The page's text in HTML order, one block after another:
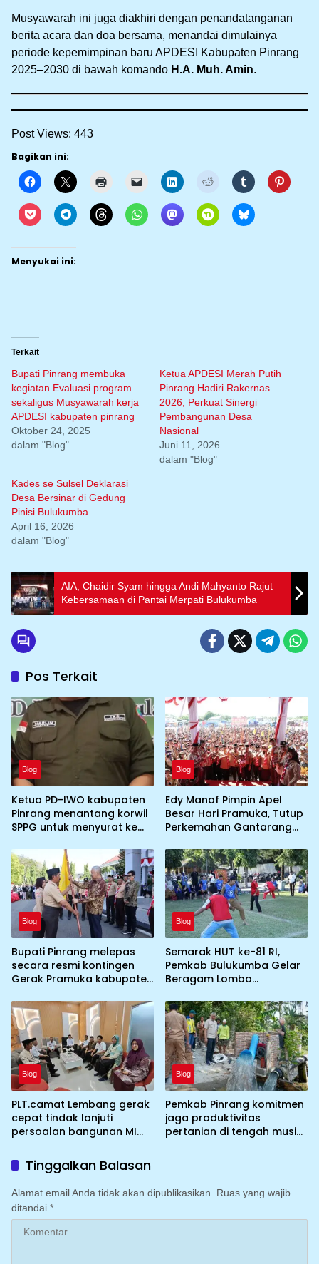
Musyawarah ini juga diakhiri dengan penandatanganan
berita acara dan doa bersama, menandai dimulainya
periode kepemimpinan baru APDESI Kabupaten Pinrang
2025–2030 di bawah komando H.A. Muh. Amin.
Post Views: 443
Bagikan ini:
Menyukai ini:
Terkait
Bupati Pinrang membuka
kegiatan Evaluasi program
sekaligus Musyawarah kerja
APDESI kabupaten pinrang
Oktober 24, 2025
dalam "Blog"
Ketua APDESI Merah Putih
Pinrang Hadiri Rakernas
2026, Perkuat Sinergi
Pembangunan Desa
Nasional
Juni 11, 2026
dalam "Blog"
Kades se Sulsel Deklarasi
Desa Bersinar di Gedung
Pinisi Bulukumba
April 16, 2026
dalam "Blog"
AIA, Chaidir Syam hingga Andi Mahyanto Rajut
Kebersamaan di Pantai Merpati Bulukumba
Pos Terkait
Blog
Ketua PD-IWO kabupaten
Pinrang menantang korwil
SPPG untuk menyurat ke
yang tidak memenuhi
syarat standar dan
persyaratan teknis
Blog
Edy Manaf Pimpin Apel
Besar Hari Pramuka, Tutup
Perkemahan Gantarang
Jamnas XII 2026
Blog
Bupati Pinrang melepas
secara resmi kontingen
Gerak Pramuka kabupaten
Nasional ke XII kebumi
perkemahan Cibubur
Blog
Semarak HUT ke-81 RI,
Pemkab Bulukumba Gelar
Beragam Lomba
Olahraga
Blog
PLT.camat Lembang gerak
cepat tindak lanjuti
persoalan bangunan MI
Blog
Pemkab Pinrang komitmen
jaga produktivitas
pertanian di tengah musim
Tinggalkan Balasan
Alamat email Anda tidak akan dipublikasikan.
Ruas yang wajib
ditandai *